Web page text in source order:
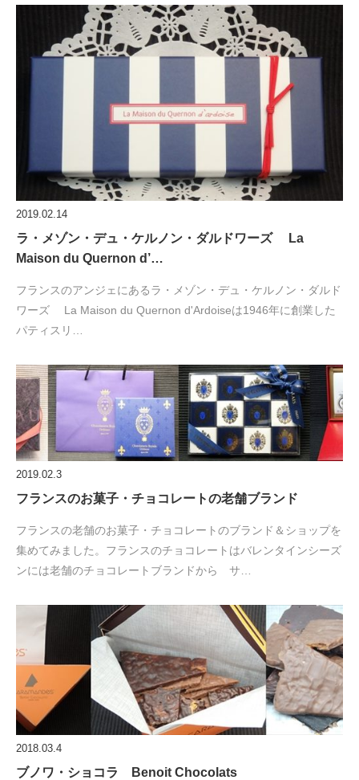
2019.02.14
ラ・メゾン・デュ・ケルノン・ダルドワーズ La
Maison du Quernon d’…
フランスのアンジェにあるラ・メゾン・デュ・ケルノン・ダルド
ワーズ La Maison du Quernon d'Ardoiseは1946年に創業した
パティスリ…
2019.02.3
フランスのお菓子・チョコレートの老舗ブランド
フランスの老舗のお菓子・チョコレートのブランド＆ショップを
集めてみました。フランスのチョコレートはバレンタインシーズ
ンには老舗のチョコレートブランドから サ…
2018.03.4
ブノワ・ショコラ Benoit Chocolats